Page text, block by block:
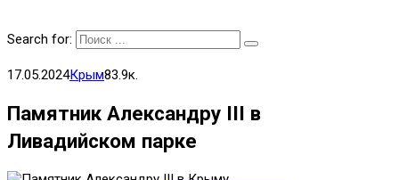
Search for:
17.05.2024Крым83.9к.
Памятник Александру III в
Ливадийском парке